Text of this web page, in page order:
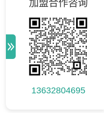
加盟合作咨询
13632804695